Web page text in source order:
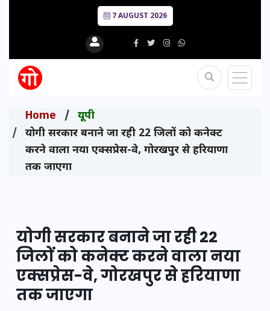
7 AUGUST 2026
Home
यूपी
योगी सरकार बनाने जा रही 22 जिलों को कनेक्ट
करने वाला नया एक्सप्रेस-वे, गोरखपुर से हरियाणा
तक जाएगा
योगी सरकार बनाने जा रही 22
जिलों को कनेक्ट करने वाला नया
एक्सप्रेस-वे, गोरखपुर से हरियाणा
तक जाएगा